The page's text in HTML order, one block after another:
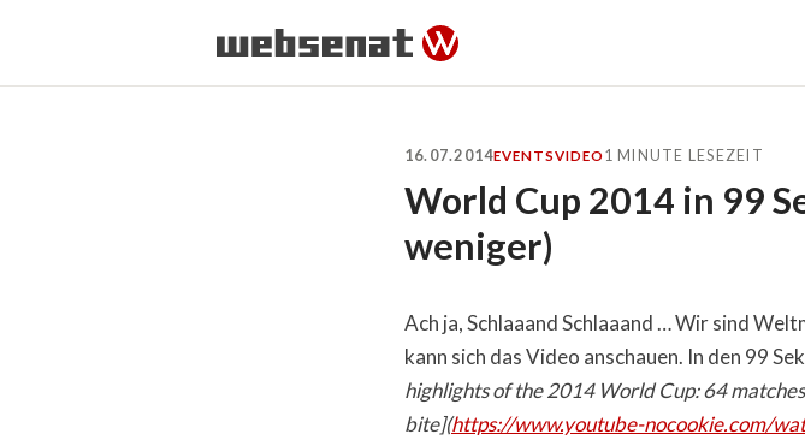
16.07.2014EVENTSVIDEO 1 MINUTE LESEZEIT
World Cup 2014 in 99
weniger)
Ach ja, Schlaaand Schlaaand … Wir sind
kann sich das Video anschauen. In den 99
highlights of the 2014 World Cup: 64
bite](https://www.youtube-nocookie.com/